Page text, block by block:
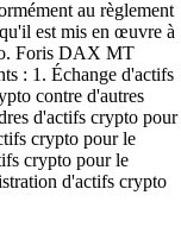
au règlement
est mis en œuvre à
Foris DAX MT
: 1. Échange d'actifs
contre d'autres
d'actifs crypto pour
crypto pour le
crypto pour le
d'actifs crypto